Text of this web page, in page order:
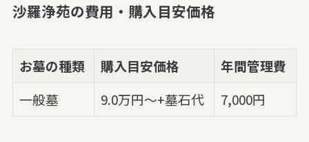
沙羅浄苑の費用・購入目安価格
お墓の種類 購入目安価格
年間管理費
一般墓
9.0万円～+墓石代 7,000円